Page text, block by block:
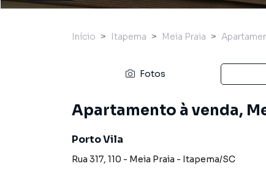
Início Itapema Meia Praia
Fotos
Apartamento à venda,
Porto Vila
Rua 317, 110 - Meia Praia - Itapema/SC